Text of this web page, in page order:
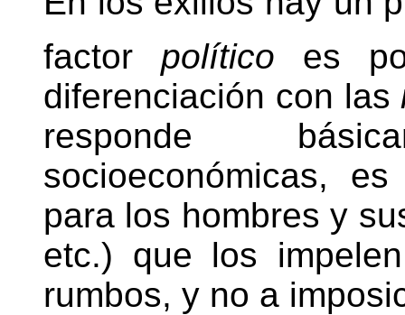
factor político es
diferenciación con las
responde
socioeconómicas,
para los hombres y
etc.) que los
rumbos, y no a